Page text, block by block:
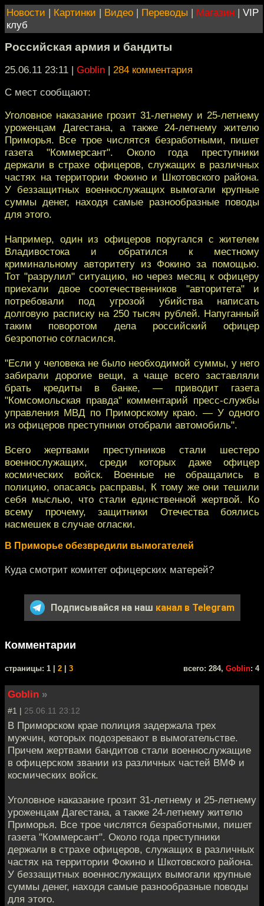
Новости | Картинки | Видео | Переводы | Магазин | VIP
клуб
Российская армия и бандиты
25.06.11 23:11 | Goblin | 284 комментария
С мест сообщают:
Уголовное наказание грозит 31-летнему и 25-летнему
уроженцам Дагестана, а также 24-летнему жителю
Приморья. Все трое числятся безработными, пишет
газета "Коммерсант". Около года преступники
держали в страхе офицеров, служащих в различных
частях на территории Фокино и Шкотовского района.
У беззащитных военнослужащих вымогали крупные
суммы денег, находя самые разнообразные поводы
для этого.
Например, один из офицеров поругался с жителем
Владивостока и обратился к местному
криминальному авторитету из Фокино за помощью.
Тот "разрулил" ситуацию, но через месяц к офицеру
приехали двое соотечественников "авторитета" и
потребовали под угрозой убийства написать
долговую расписку на 250 тысяч рублей. Напуганный
таким поворотом дела российский офицер
безропотно согласился.
"Если у человека не было необходимой суммы, у него
забирали дорогие вещи, а чаще всего заставляли
брать кредиты в банке, — приводит газета
"Комсомольская правда" комментарий пресс-службы
управления МВД по Приморскому краю. — У одного
из офицеров преступники отобрали автомобиль".
Всего жертвами преступников стали шестеро
военнослужащих, среди которых даже офицер
космических войск. Военные не обращались в
полицию, опасаясь расправы, К тому же они тешили
себя мыслью, что стали единственной жертвой. Ко
всему прочему, защитники Отечества боялись
насмешек в случае огласки.
В Приморье обезвредили вымогателей
Куда смотрит комитет офицерских матерей?
Подписывайся на наш канал в Telegram
Комментарии
cтраницы: 1 | 2 3 всего: 284, Goblin: 4
Goblin »
#1 | 25.06.11 23:12
В Приморском крае полиция задержала трех
мужчин, которых подозревают в вымогательстве.
Причем жертвами бандитов стали военнослужащие
в офицерском звании из различных частей ВМФ и
космических войск.
Уголовное наказание грозит 31-летнему и 25-летнему
уроженцам Дагестана, а также 24-летнему жителю
Приморья. Все трое числятся безработными, пишет
газета "Коммерсант". Около года преступники
держали в страхе офицеров, служащих в различных
частях на территории Фокино и Шкотовского района.
У беззащитных военнослужащих вымогали крупные
суммы денег, находя самые разнообразные поводы
для этого.